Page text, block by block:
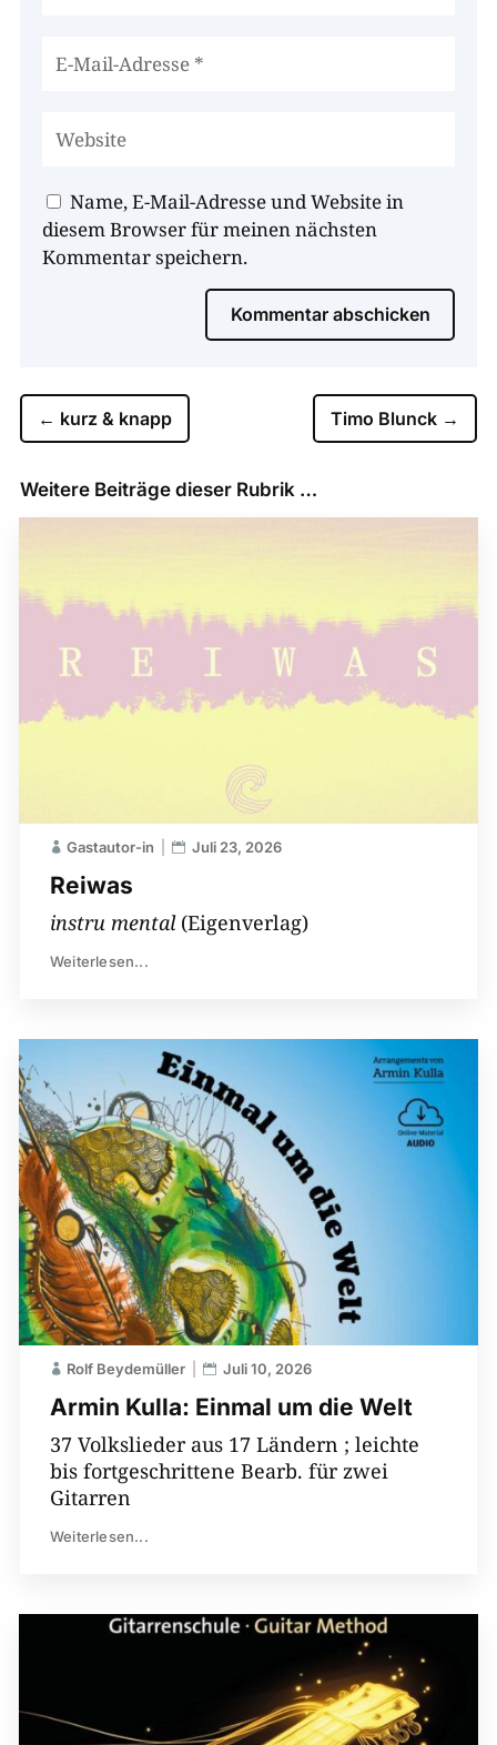
Name, E-Mail-Adresse und Website in
diesem Browser für meinen nächsten
Kommentar speichern.
Kommentar abschicken
← kurz & knapp Timo Blunck →
Weitere Beiträge dieser Rubrik …
Reiwas
Gastautor-in Juli 23, 2026
instru mental(Eigenverlag)
Weiterlesen...
Armin Kulla: Einmal um die Welt
Rolf Beydemüller Juli 10, 2026
37 Volkslieder aus 17 Ländern ; leichte
bis fortgeschrittene Bearb. für zwei
Gitarren
Weiterlesen...